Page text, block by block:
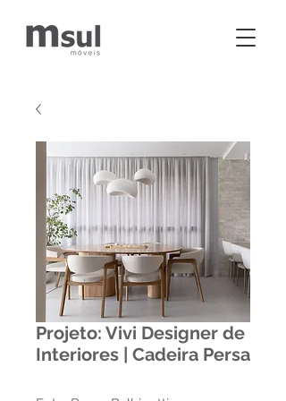
Projeto: Vivi Designer de
Interiores | Cadeira Persa